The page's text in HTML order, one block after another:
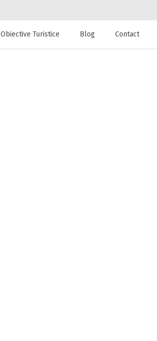
Obiective Turistice Blog Contact